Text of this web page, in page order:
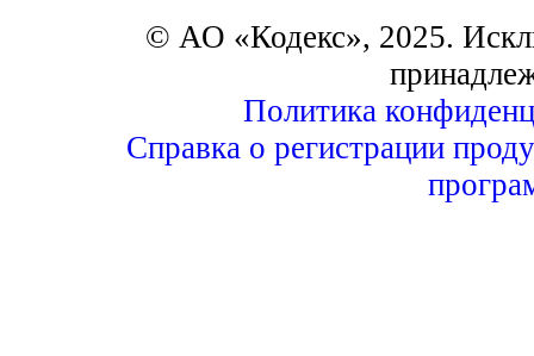
© АО «Кодекс», 2025.
Политика
Справка о регистрации